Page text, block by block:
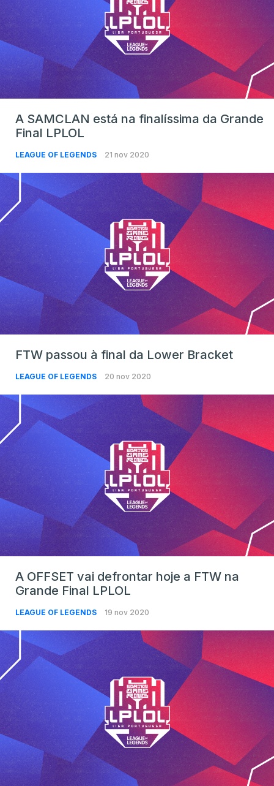
A SAMCLAN está na finalíssima da Grande
Final LPLOL
LEAGUE OF LEGENDS 21 nov 2020
FTW passou à final da Lower Bracket
LEAGUE OF LEGENDS 20 nov 2020
A OFFSET vai defrontar hoje a FTW na
Grande Final LPLOL
LEAGUE OF LEGENDS 19 nov 2020